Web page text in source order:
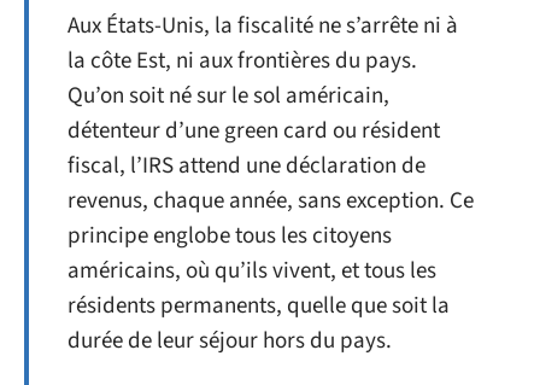
Aux États-Unis, la fiscalité ne s’arrête ni à
la côte Est, ni aux frontières du pays.
Qu’on soit né sur le sol américain,
détenteur d’une green card ou résident
fiscal, l’IRS attend une déclaration de
revenus, chaque année, sans exception. Ce
principe englobe tous les citoyens
américains, où qu’ils vivent, et tous les
résidents permanents, quelle que soit la
durée de leur séjour hors du pays.